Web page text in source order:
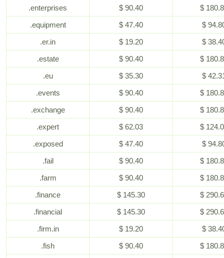
.enterprises
$ 90.40
$
.equipment
$ 47.40
$
.er.in
$ 19.20
$
.estate
$ 90.40
$
.eu
$ 35.30
$
.events
$ 90.40
$
.exchange
$ 90.40
$
.expert
$ 62.03
$
.exposed
$ 47.40
$
.fail
$ 90.40
$
.farm
$ 90.40
$
.finance
$ 145.30
$
.financial
$ 145.30
$
.firm.in
$ 19.20
$
.fish
$ 90.40
$